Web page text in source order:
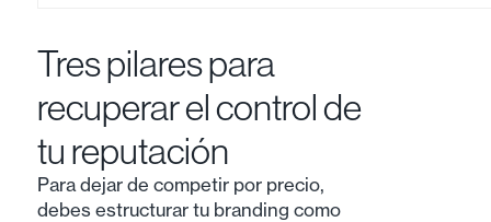
Tres pilares para
recuperar el control de
tu reputación
Para dejar de competir por precio,
debes estructurar tu branding como